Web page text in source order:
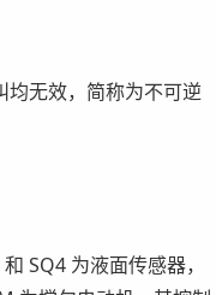
均无效，简称为不可逆
SQ4 为液面传感器，